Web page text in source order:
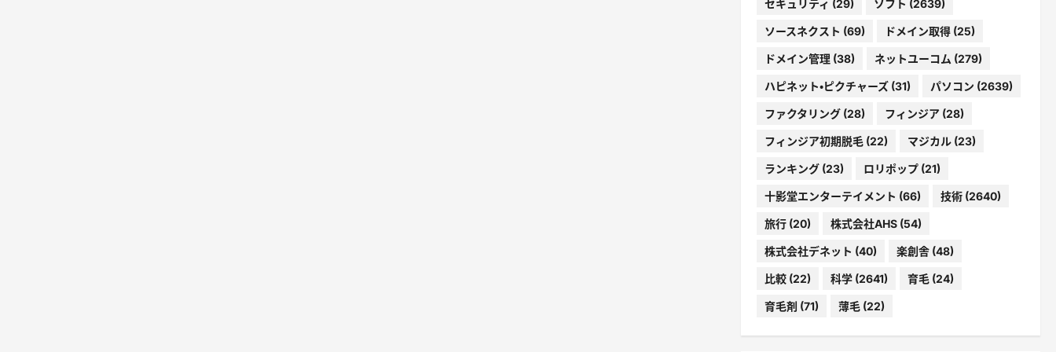
セキュリティ (29) ソフト (2639)
ソースネクスト (69) ドメイン取得(25)
ドメイン管理(38) ネットユーコム (279)
ハピネット・ピクチャーズ(31) パソコン (2639)
ファクタリング(28) フィンジア(28)
フィンジア初期脱毛(22) マジカル(23)
ランキング(23) ロリポップ(21)
十影堂エンターテイメント (66) 技術(2640)
旅行(20) 株式会社AHS(54)
株式会社デネット (40) 楽創舎(48)
比較(22) 科学(2641) 育毛(24)
育毛剤 (71) 薄毛(22)